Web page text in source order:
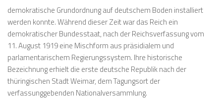
demokratische Grundordnung auf deutschem Boden installiert
werden konnte. Während dieser Zeit war das Reich ein
demokratischer Bundesstaat, nach der Reichsverfassung vom
11. August 1919 eine Mischform aus präsidialem und
parlamentarischem Regierungssystem. Ihre historische
Bezeichnung erhielt die erste deutsche Republik nach der
thüringischen Stadt Weimar, dem Tagungsort der
verfassunggebenden Nationalversammlung.